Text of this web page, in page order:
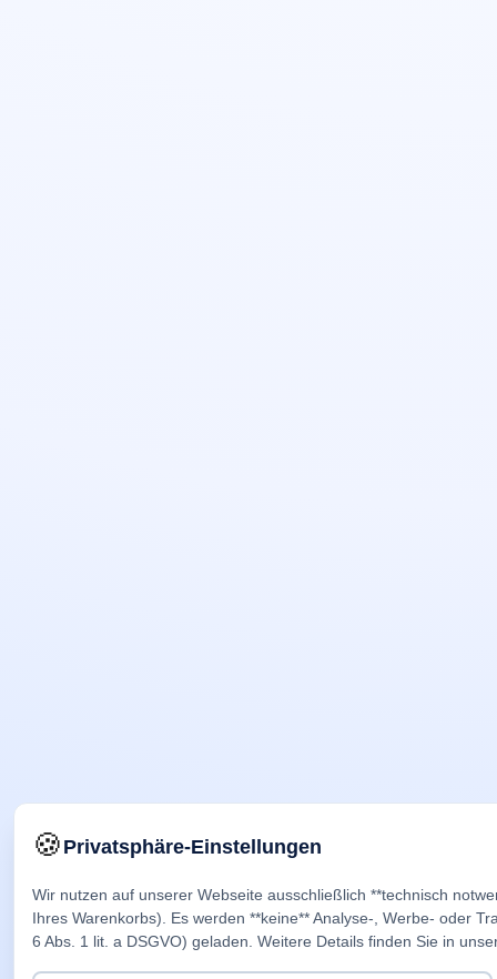
🍪Privatsphäre-Einstellungen
Wir nutzen auf unserer Webseite ausschließlich **technisch
Ihres Warenkorbs). Es werden **keine** Analyse-, Werbe- oder
6 Abs. 1 lit. a DSGVO) geladen. Weitere Details finden Sie in